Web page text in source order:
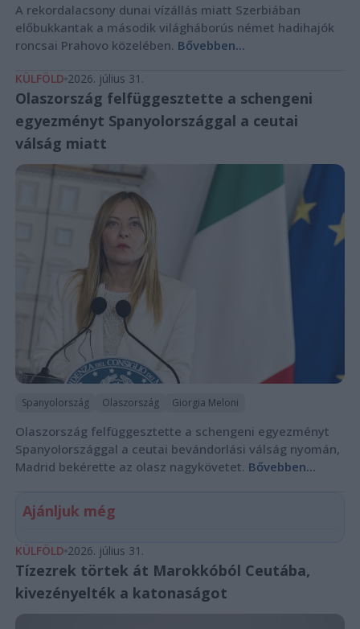
A rekordalacsony dunai vízállás miatt Szerbiában
előbukkantak a második világháborús német hadihajók
roncsai Prahovo közelében. Bővebben...
KÜLFÖLD 2026. július 31.
Olaszország felfüggesztette a schengeni
egyezményt Spanyolországgal a ceutai
válság miatt
Spanyolország Olaszország Giorgia Meloni
Olaszország felfüggesztette a schengeni egyezményt
Spanyolországgal a ceutai bevándorlási válság nyomán,
Madrid bekérette az olasz nagykövetet. Bővebben...
Ajánljuk még
KÜLFÖLD 2026. július 31.
Tízezrek törtek át Marokkóból Ceutába,
kivezényelték a katonaságot